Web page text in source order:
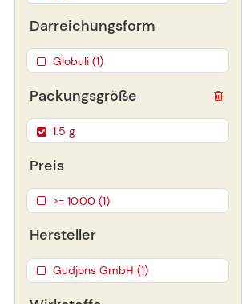
Darreichungsform
Globuli (1)
Packungsgröße
1.5 g
Preis
>= 10.00 (1)
Hersteller
Gudjons GmbH (1)